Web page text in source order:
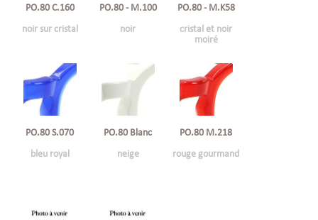
PO.80 C.160
noir sur cristal
PO.80 - M.100
noir
PO.80 - M.K58
cristal et noir
moiré
PO.80 S.070
bleu royal
PO.80 Blanc
neige
PO.80 M.218
rouge gourmand